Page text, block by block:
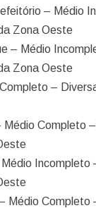
– Médio
Zona Oeste
– Médio
Zona Oeste
–
Médio Completo
Incompleto
Médio Completo